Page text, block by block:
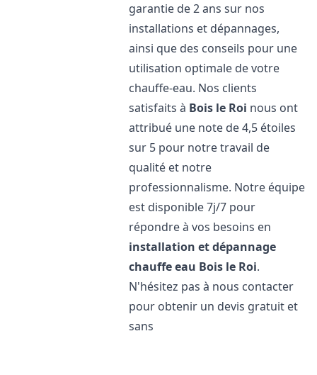
garantie de 2 ans sur nos
installations et dépannages,
ainsi que des conseils pour une
utilisation optimale de votre
chauffe-eau. Nos clients
satisfaits à Bois le Roi nous ont
attribué une note de 4,5 étoiles
sur 5 pour notre travail de
qualité et notre
professionnalisme. Notre équipe
est disponible 7j/7 pour
répondre à vos besoins en
installation et dépannage
chauffe eau Bois le Roi.
N'hésitez pas à nous contacter
pour obtenir un devis gratuit et
sans